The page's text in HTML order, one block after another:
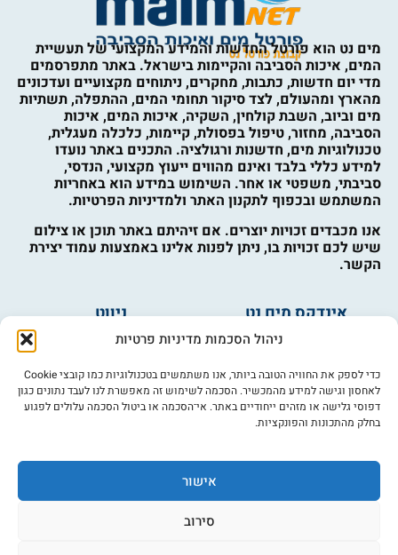
ניהול הסכמות מדיניות פרטיות
כדי לספק את החוויה הטובה ביותר, אנו משתמשים בטכנולוגיות כמו קובצי Cookie
לאחסון וגישה למידע מהמכשיר. הסכמה לשימוש זה מאפשרת לנו לעבד נתונים כגון
דפוסי גלישה או מזהים ייחודיים באתר. אי־הסכמה או ביטול הסכמה עלולים לפגוע
בחלק מהתכונות והפונקציות.
אישור
סירוב
מים נט הוא פורטל החדשות והמידע המקצועי של תעשיית
המים, איכות הסביבה והקיימות בישראל. באתר מתפרסמים
מדי יום חדשות, כתבות, מחקרים, ניתוחים מקצועיים ועדכונים
מהארץ ומהעולם, לצד סיקור תחומי המים, ההתפלה, תשתיות
מים וביוב, השבת קולחין, השקיה, איכות המים, איכות
הסביבה, מחזור, טיפול בפסולת, קיימות, כלכלה מעגלית,
טכנולוגיות מים, חדשנות ורגולציה. התכנים באתר נועדו
למידע כללי בלבד ואינם מהווים ייעוץ מקצועי, הנדסי,
סביבתי, משפטי או אחר. השימוש במידע הוא באחריות
המשתמש ובכפוף לתקנון האתר ולמדיניות הפרטיות.
אנו מכבדים זכויות יוצרים. אם זיהיתם באתר תוכן או צילום
שיש לכם זכויות בו, ניתן לפנות אלינו באמצעות עמוד יצירת
הקשר.
אינדקס מים נט
מים ובריאות
פורום מים
ניווט
אינדקס עסקים
צרו קשר
מי אנחנו
הרשמה לניוזלטר
פרסמו אצלנו
הצהרת נגישות